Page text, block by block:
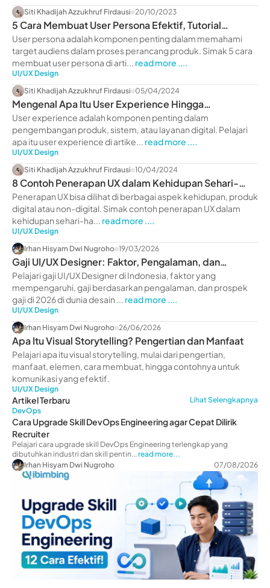
Siti Khadijah Azzukhruf Firdausi 20/10/2023
5 Cara Membuat User Persona Efektif, Tutorial
Terlengkap!
User persona adalah komponen penting dalam memahami
target audiens dalam proses perancang produk. Simak 5 cara
membuat user persona di arti... read more ....
UI/UX Design
Siti Khadijah Azzukhruf Firdausi 05/04/2024
Mengenal Apa Itu User Experience Hingga
Contohnya, Yuk Liat!
User experience adalah komponen penting dalam
pengembangan produk, sistem, atau layanan digital. Pelajari
apa itu user experience di artike... read more ....
UI/UX Design
Siti Khadijah Azzukhruf Firdausi 10/04/2024
8 Contoh Penerapan UX dalam Kehidupan Sehari-
Hari, Yuk Liat!
Penerapan UX bisa dilihat di berbagai aspek kehidupan, produk
digital atau non-digital. Simak contoh penerapan UX dalam
kehidupan sehari-ha... read more ....
UI/UX Design
Irhan Hisyam Dwi Nugroho 19/03/2026
Gaji UI/UX Designer: Faktor, Pengalaman, dan
Prospek 2026
Pelajari gaji UI/UX Designer di Indonesia, faktor yang
mempengaruhi, gaji berdasarkan pengalaman, dan prospek
gaji di 2026 di dunia desain ... read more ....
UI/UX Design
Irhan Hisyam Dwi Nugroho 26/06/2026
Apa Itu Visual Storytelling? Pengertian dan Manfaat
Pelajari apa itu visual storytelling, mulai dari pengertian,
manfaat, elemen, cara membuat, hingga contohnya untuk
komunikasi yang efektif.
UI/UX Design
Artikel Terbaru
Lihat Selengkapnya
DevOps
Cara Upgrade Skill DevOps Engineering agar Cepat Dilirik
Recruiter
Pelajari cara upgrade skill DevOps Engineering terlengkap yang
dibutuhkan industri dan skill pentin...read more...
Irhan Hisyam Dwi Nugroho
07/08/2026